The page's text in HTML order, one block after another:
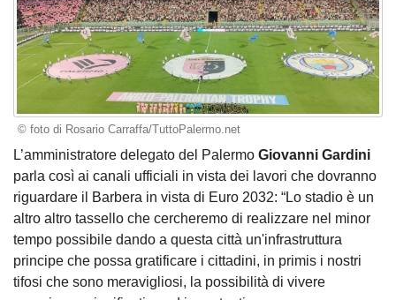
© foto di Rosario Carraffa/TuttoPalermo.net
L’amministratore delegato del Palermo Giovanni Gardini
parla così ai canali ufficiali in vista dei lavori che dovranno
riguardare il Barbera in vista di Euro 2032: “Lo stadio è un
altro altro tassello che cercheremo di realizzare nel minor
tempo possibile dando a questa città un'infrastruttura
principe che possa gratificare i cittadini, in primis i nostri
tifosi che sono meravigliosi, la possibilità di vivere